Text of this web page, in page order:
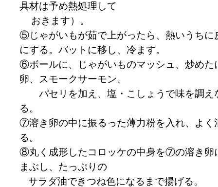
具材は予め熱処理して
おきます）。
⑤じゃがいもが茹で上がったら、熱いうちに
にする。バットに移し、冷ます。
⑥ボールに、じゃがいものマッシュ、炒めた
卵、スモークサーモン、
パセリを加え、塩・こしょうで味を調え
る。
⑦溶き卵の中に振るった薄力粉を入れ、よく
る。
⑧丸く成形したコロッケの中身を⑦の溶き卵
まぶし、たっぷりの
サラダ油できつね色になるまで揚げる。